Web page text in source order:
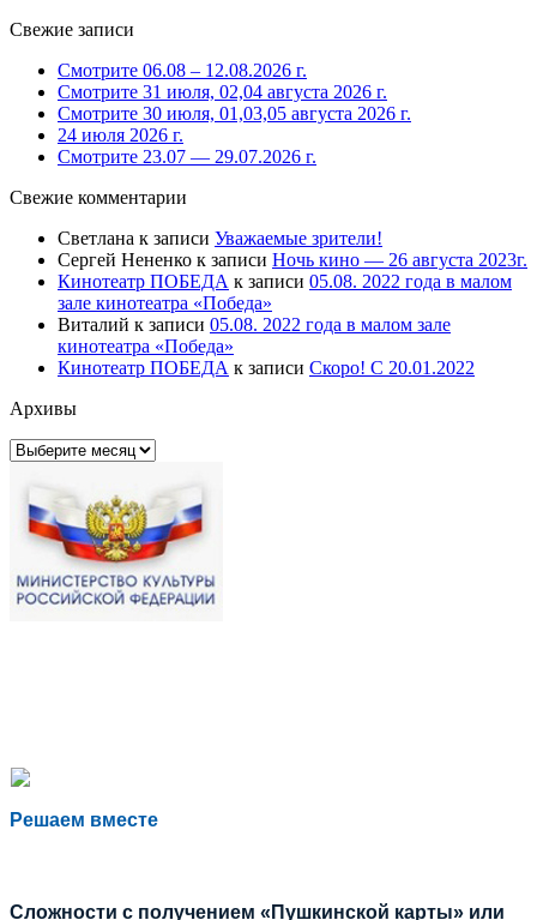
Свежие записи
Смотрите 06.08 – 12.08.2026 г.
Смотрите 31 июля, 02,04 августа 2026 г.
Смотрите 30 июля, 01,03,05 августа 2026 г.
24 июля 2026 г.
Смотрите 23.07 — 29.07.2026 г.
Свежие комментарии
Светлана к записи Уважаемые зрители!
Сергей Нененко к записи Ночь кино — 26 августа 2023г.
Кинотеатр ПОБЕДА к записи 05.08. 2022 года в малом
зале кинотеатра «Победа»
Виталий к записи 05.08. 2022 года в малом зале
кинотеатра «Победа»
Кинотеатр ПОБЕДА к записи Скоро! С 20.01.2022
Архивы
Архивы
Решаем вместе
Сложности с получением «Пушкинской карты» или